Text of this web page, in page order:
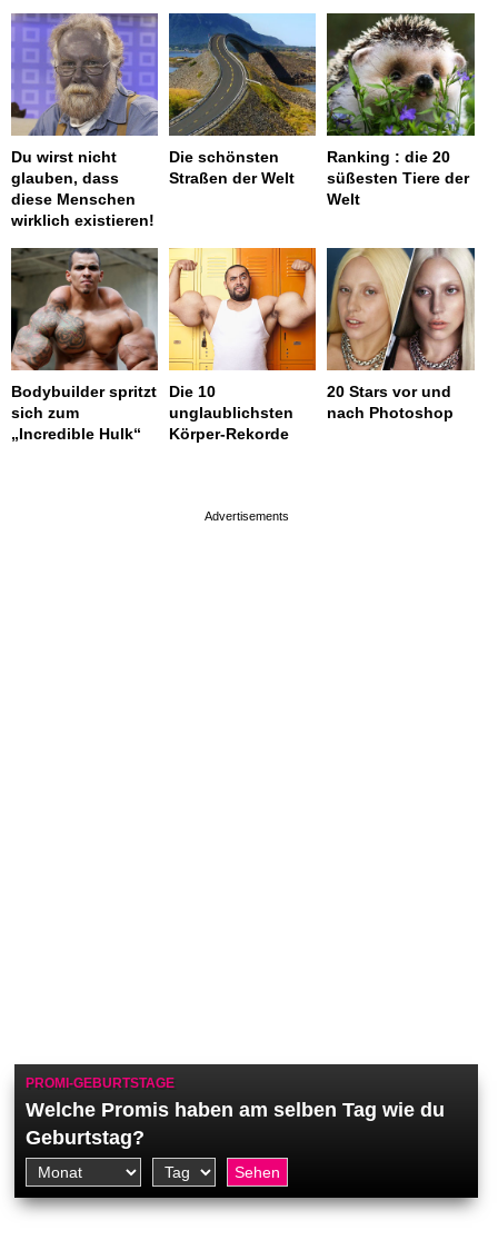
Du wirst nicht
glauben, dass
diese Menschen
wirklich existieren!
Die schönsten
Straßen der Welt
Ranking : die 20
süßesten Tiere der
Welt
Bodybuilder spritzt
sich zum
„Incredible Hulk“
Die 10
unglaublichsten
Körper-Rekorde
20 Stars vor und
nach Photoshop
PROMI-GEBURTSTAGE
Welche Promis haben am selben Tag wie du
Geburtstag?